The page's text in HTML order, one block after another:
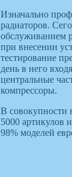
Изначально
радиаторов.
обслуживанием
при внесении
тестирование
день в него
центральные
компрессоры.
В совокупности
5000 артикулов
98% моделей